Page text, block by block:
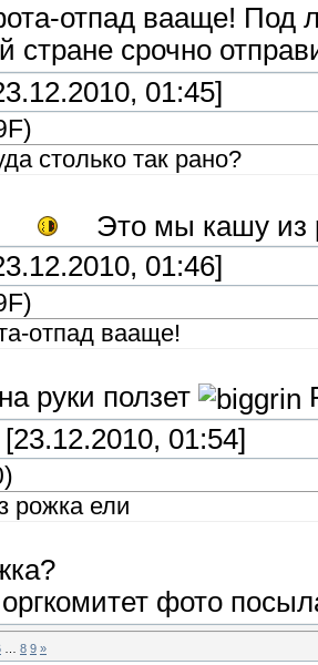
отпад вааще! Под
стране срочно
01:45]
)
столько так рано?
Это мы кашу из
01:46]
)
отпад вааще!
руки ползет
[23.12.2010, 01:54]
)
рожка ели
фото
8 9 »